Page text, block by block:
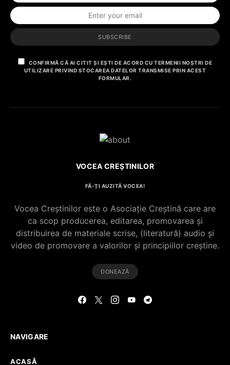
SUBSCRIBE
CONFIRMĂ CĂ AI CITIT ȘI EȘTI DE ACORD CU TERMENII NOȘTRI DE
UTILIZARE PRIVIND STOCAREA DATELOR TRANSMISE PRIN ACEST
FORMULAR.
VOCEA CREȘTINILOR
FĂ-ȚI AUZITĂ VOCEA!
Vocea Creștinilor este o Asociație Creștină care are
ca scop producerea, editarea, promovarea și
distribuirea de materiale scrise, (literatură) audio și
video de promovare a valorilor și principiilor creștine.
DONEAZĂ
NAVIGARE
ACASĂ